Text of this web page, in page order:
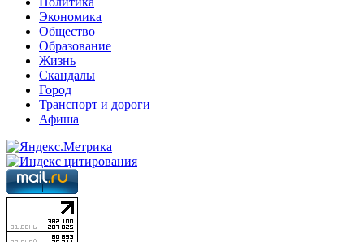
Экономика
Общество
Образование
Жизнь
Скандалы
Город
Транспорт и дороги
Афиша